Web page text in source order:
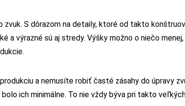
S dôrazom na detaily, ktoré od takto
a výrazné sú aj stredy. Výšky možno o niečo menej,
a nemusíte robiť časté zásahy do úpravy
ich minimálne. To nie vždy býva pri takto